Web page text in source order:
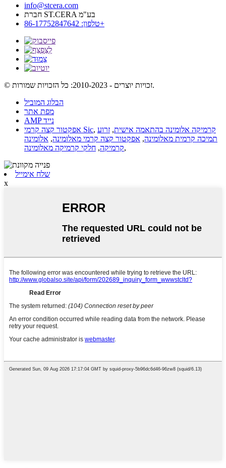
info@stcera.com
חברת ST.CERA בע"מ
טלפון: 86-17752847642+
© זכויות יוצרים - 2010-2023: כל הזכויות שמורות.
הבלוג המוביל
מפת אתר
AMP נייד
אפקטור קצה קרמי Sic, קרמיקה אלומינה בהתאמה אישית, זרוע
תמיכה קרמית מאלומינה, אפקטור קצה קרמי מאלומינה, אלומינה
קרמיקה, חלקי קרמיקה מאלומינה ,
שלח אימייל
x